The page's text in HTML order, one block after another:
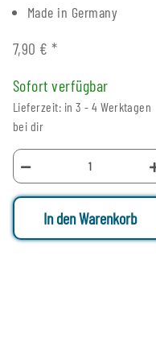
Made in Germany
7,90 €*
Sofort verfügbar
Lieferzeit: in 3 - 4 Werktagen
bei dir
In den Warenkorb